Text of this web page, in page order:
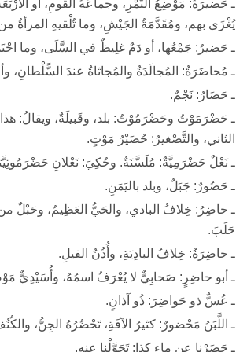
ـ حَضيرَةُ: مَوْضِعُ التَّمْرِ، وجماعَةُ القومِ، أو
يُغْزَى بهم، ومُقَدَّمَةُ الجَيْشِ، وما تُلْقيهِ المرأةُ من
ـ حَضيرُ: جَمْعُها، أو دَمٌ غلِيظٌ في السَّلَى، وما
ـ مُحاضَرَةُ: المُجالَدَةُ والمُجاثاةُ عندَ
ـ حَضَارُ: نَجْمٌ.
ـ حَضْرَمَوْتُ وحَضْرَمُوْتُ: بلد، وقَبيلَةٌ،
الثاني، والتَّصْغيرُ: حُضَيْرُ مَوْتٍ.
ـ نَعْلٌ حَضْرَمِيَّةٌ: مُلَسَّنَةٌ. وحُكِيَ: نَعْلانِ
ـ حَضُورٌ: جَبَلٌ، وبلد باليَمَنِ.
ـ حاضِرُ: خِلافُ البادي، والحَيُّ العَظِيمُ، وحَبْلٌ
حَلَبَ.
ـ حاضِرَةُ: خِلافُ البادِيَةِ، وأُذُنُ الفيلِ.
ـ أبو حاضِرٍ: صَحابِيٌّ لا يُعْرَفُ اسمُهُ، وأُسَيْدِيٌّ
ـ عُسٌّ ذو حَواضِرَ: ذُو آذانٍ.
ـ اللَّبَنُ مَحْضورٌ: كثيرُ الآفَةِ، تَحْضُرُهُ الجِنُّ، والكُنُفُ مَحْضورَةٌ كذلكَ.
ـ حَضَرْنا عن ماءِ كذا: تَحَوَّلْنا عنه.